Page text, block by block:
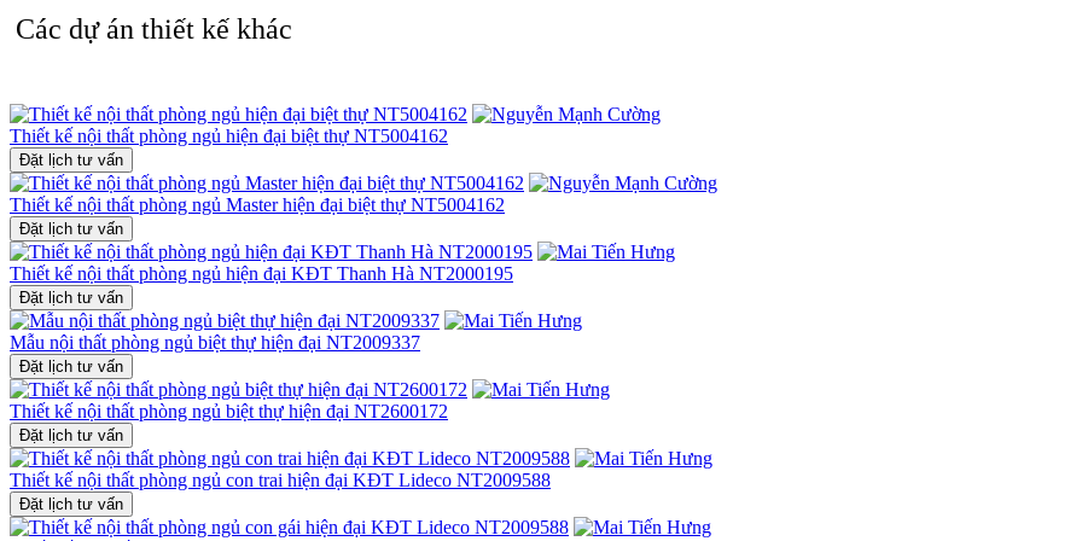
cùng bạn từ bản vẽ đến hiện thực hóa không gian sống đỉnh cao.
Các dự án thiết kế khác
Thiết kế nội thất phòng ngủ hiện đại biệt thự NT5004162
Đặt lịch tư vấn
Thiết kế nội thất phòng ngủ Master hiện đại biệt thự NT5004162
Đặt lịch tư vấn
Thiết kế nội thất phòng ngủ hiện đại KĐT Thanh Hà NT2000195
Đặt lịch tư vấn
Mẫu nội thất phòng ngủ biệt thự hiện đại NT2009337
Đặt lịch tư vấn
Thiết kế nội thất phòng ngủ biệt thự hiện đại NT2600172
Đặt lịch tư vấn
Thiết kế nội thất phòng ngủ con trai hiện đại KĐT Lideco NT2009588
Đặt lịch tư vấn